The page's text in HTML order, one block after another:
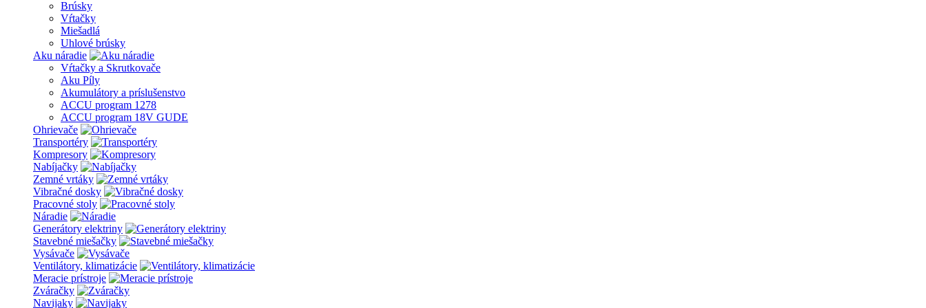
Brúsky
Vŕtačky
Miešadlá
Uhlové brúsky
Aku náradie
Vŕtačky a Skrutkovače
Aku Píly
Akumulátory a príslušenstvo
ACCU program 1278
ACCU program 18V GUDE
Ohrievače
Transportéry
Kompresory
Nabíjačky
Zemné vrtáky
Vibračné dosky
Pracovné stoly
Náradie
Generátory elektriny
Stavebné miešačky
Vysávače
Ventilátory, klimatizácie
Meracie prístroje
Zváračky
Navijaky